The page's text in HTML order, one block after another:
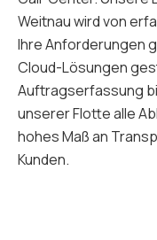
Weitnau wird von
Ihre Anforderungen
Cloud-Lösungen
Auftragserfassung
unserer Flotte alle
hohes Maß an
Kunden.